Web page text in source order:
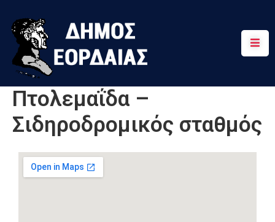
Αρχική
Πτολεμαΐδα
Κοινότητες
Τουρισμός
Διαδρομές
Πτολεμαΐδα –
Σιδηροδρομικός σταθμός